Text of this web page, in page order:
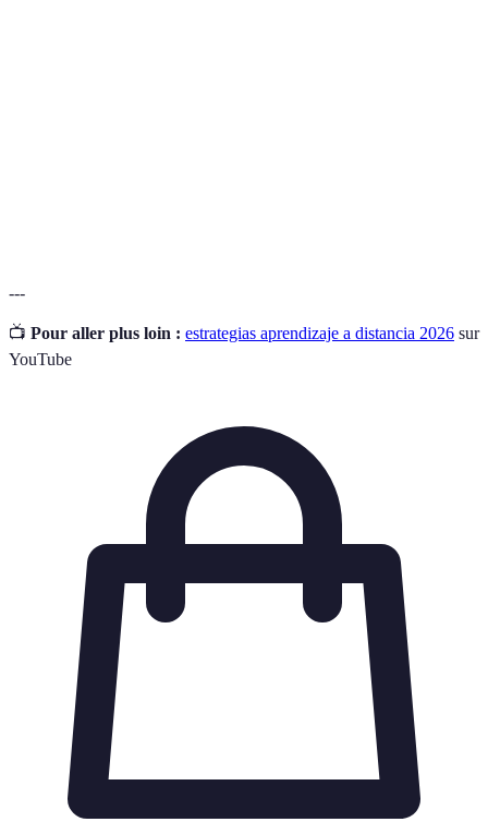
---
📺 Pour aller plus loin : estrategias aprendizaje a distancia 2026 sur
YouTube